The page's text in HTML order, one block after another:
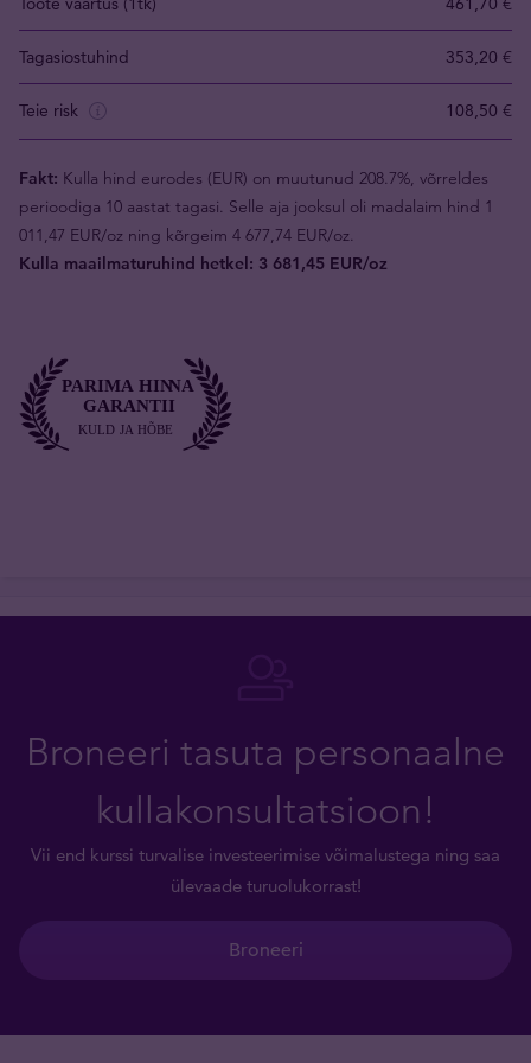
Tagasiostuhind 353,20 €
Teie risk 108,50 €
Fakt: Kulla hind eurodes (EUR) on muutunud 208.7%, võrreldes
perioodiga 10 aastat tagasi. Selle aja jooksul oli madalaim hind 1
011,47 EUR/oz ning kõrgeim 4 677,74 EUR/oz.
Kulla maailmaturuhind hetkel: 3 681,45 EUR/oz
Broneeri tasuta personaalne
kullakonsultatsioon!
Vii end kurssi turvalise investeerimise võimalustega ning saa
ülevaade turuolukorrast!
Broneeri